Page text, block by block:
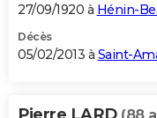
27/09/1920 à Hénin-
Décès
05/02/2013 à Saint-